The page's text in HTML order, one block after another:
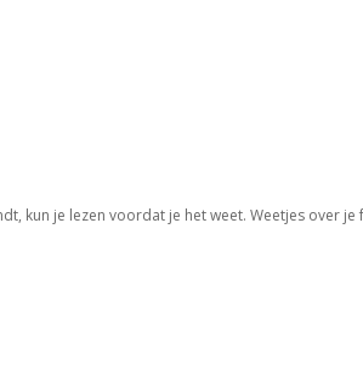
kun je lezen voordat je het weet. Weetjes over